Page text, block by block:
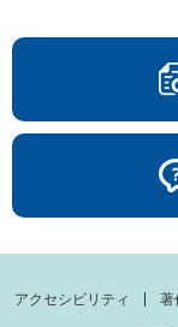
アクセシビリティ 著